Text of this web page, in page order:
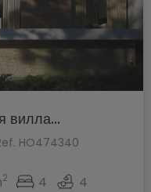
вилла...
HO474340
2 4 4